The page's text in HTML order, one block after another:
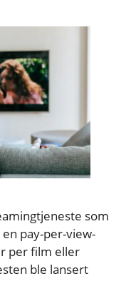
som
pay-per-view-
per film eller
ble lansert